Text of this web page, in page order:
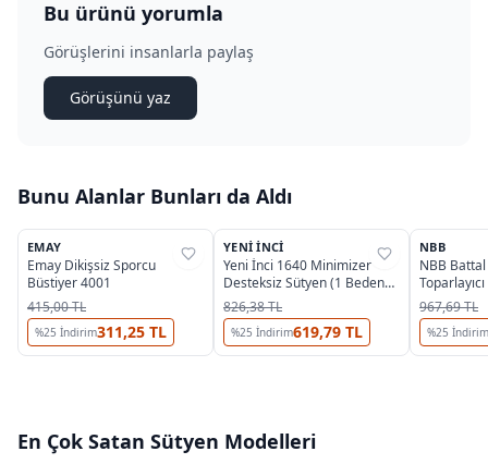
Bu ürünü yorumla
Görüşlerini insanlarla paylaş
Görüşünü yaz
Bunu Alanlar Bunları da Aldı
%32
EMAY
Emay Dikişsiz Sporcu
Büstiyer 4001
415,00 TL
%25 İndirim311,25 TL
%27
YENI İNCI
Yeni İnci 1640 Minimizer
Desteksiz Sütyen (1 Beden
Küçültür)
826,38 TL
%25 İndirim619,79 TL
%45
NBB
NBB
967,69 TL
%25 İndirim
En Çok Satan Sütyen Modelleri